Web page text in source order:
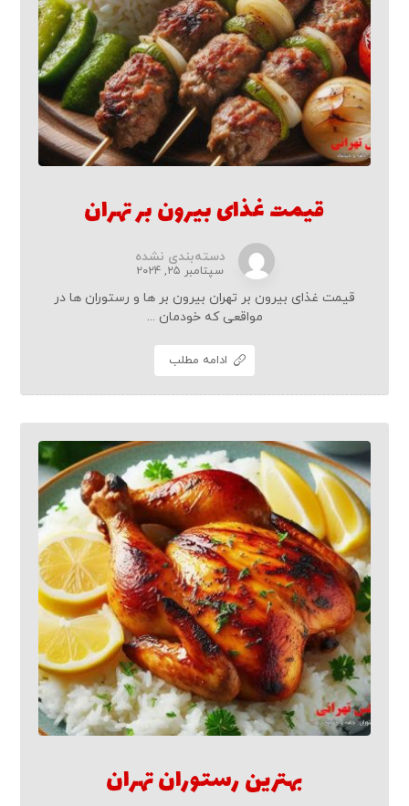
قیمت غذای بیرون بر تهران
دسته‌بندی نشده
سپتامبر ۲۵, ۲۰۲۴
قیمت غذای بیرون بر تهران بیرون بر ها و رستوران ها در
مواقعی که خودمان ...
ادامه مطلب
بهترین رستوران تهران